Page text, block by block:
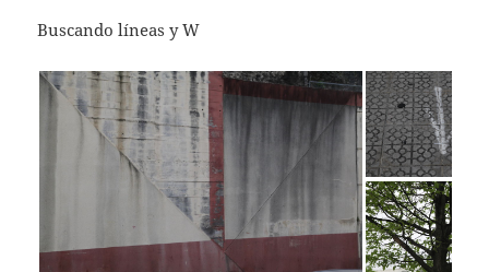
Buscando líneas y W